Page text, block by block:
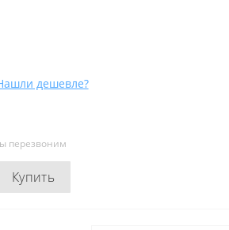
дешевле?
перезвоним
Купить